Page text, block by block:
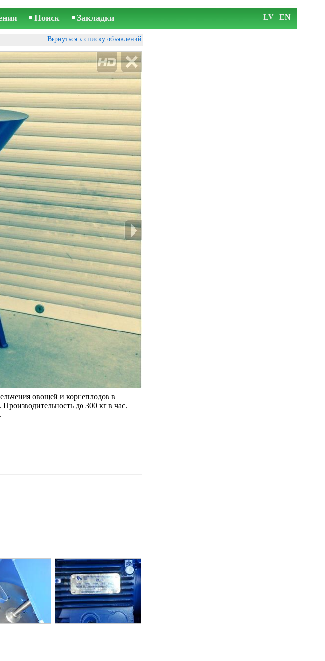
Поиск Закладки LV EN
Вернуться к списку объявлений
овощей и корнеплодов в
до 300 кг в час.